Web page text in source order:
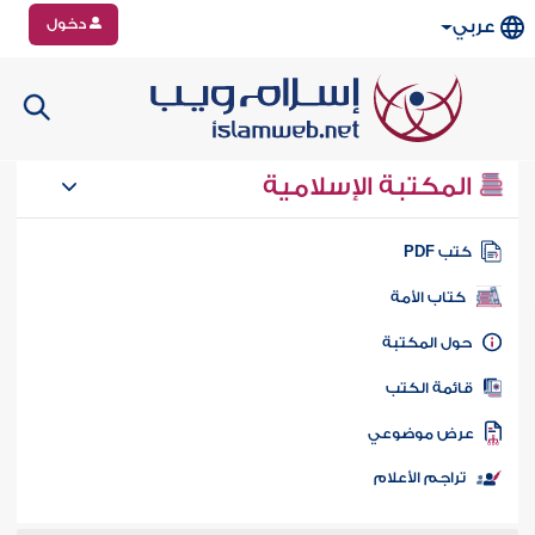
عربي دخول
المكتبة الإسلامية
كتب PDF
كتاب الأمة
المكتبة
الكتب
موضوعي